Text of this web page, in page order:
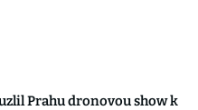
Prahu dronovou show k